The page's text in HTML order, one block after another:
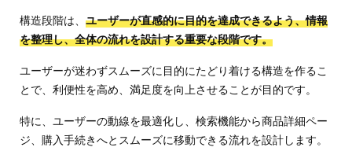
構造段階は、 ユーザーが直感的に目的を達成できるよう、情報
を整理し、全体の流れを設計する重要な段階です。
ユーザーが迷わずスムーズに目的にたどり着ける構造を作るこ
とで、利便性を高め、満足度を向上させることが目的です。
特に、ユーザーの動線を最適化し、検索機能から商品詳細ペー
ジ、購入手続きへとスムーズに移動できる流れを設計します。